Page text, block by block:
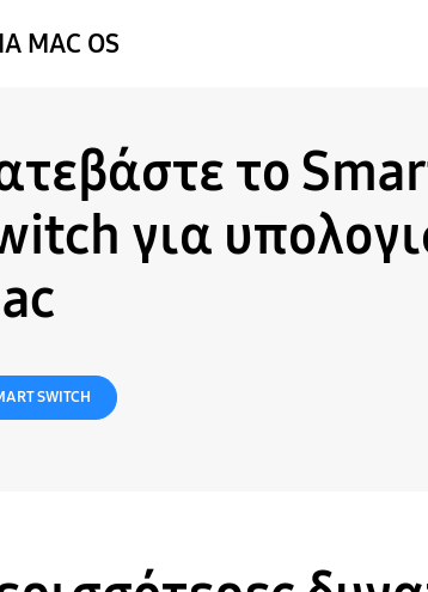
MAC OS
το
για
SWITCH